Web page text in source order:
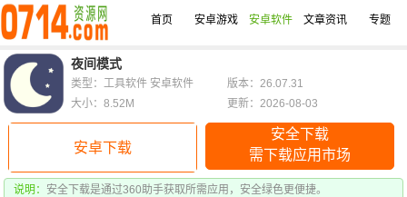
首页 安卓游戏 安卓软件 文章资讯 专题
夜间模式
安卓下载
安全下载
需下载应用市场
说明： 安全下载是通过360助手获取所需应用，安全绿色更便捷。
类型：工具软件 安卓软件
版本：26.07.31
大小：8.52M
更新：2026-08-03